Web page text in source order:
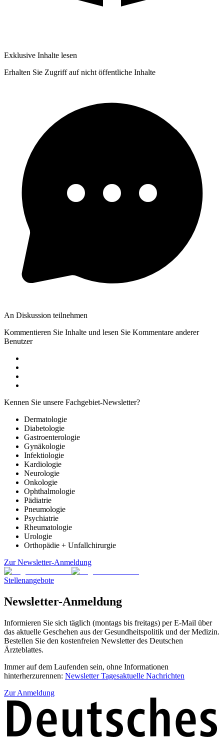
Exklusive Inhalte lesen
Erhalten Sie Zugriff auf nicht öffentliche Inhalte
An Diskussion teilnehmen
Kommentieren Sie Inhalte und lesen Sie Kommentare anderer
Benutzer
Kennen Sie unsere Fachgebiet-Newsletter?
Dermatologie
Diabetologie
Gastroenterologie
Gynäkologie
Infektiologie
Kardiologie
Neurologie
Onkologie
Ophthalmologie
Pädiatrie
Pneumologie
Psychiatrie
Rheumatologie
Urologie
Orthopädie + Unfallchirurgie
Zur Newsletter-Anmeldung
Stellenangebote
Newsletter-Anmeldung
Informieren Sie sich täglich (montags bis freitags) per E-Mail über
das aktuelle Geschehen aus der Gesundheitspolitik und der Medizin.
Bestellen Sie den kostenfreien Newsletter des Deutschen
Ärzteblattes.
Immer auf dem Laufenden sein, ohne Informationen
hinterherzurennen: Newsletter Tagesaktuelle Nachrichten
Zur Anmeldung